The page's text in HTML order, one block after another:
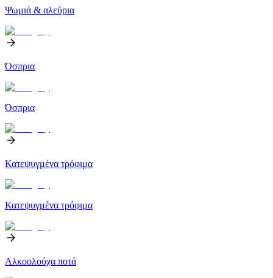
Ψωμιά & αλεύρια
Όσπρια
Όσπρια
Κατεψυγμένα τρόφιμα
Κατεψυγμένα τρόφιμα
Αλκοολούχα ποτά